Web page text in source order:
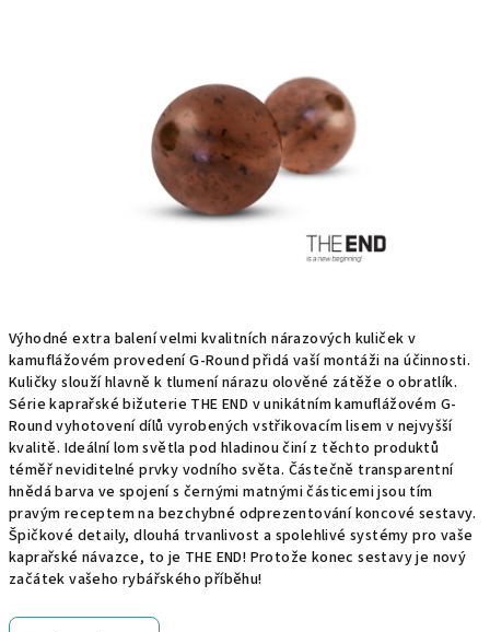
Výhodné extra balení velmi kvalitních nárazových kuliček v
kamuflážovém provedení G-Round přidá vaší montáži na účinnosti.
Kuličky slouží hlavně k tlumení nárazu olověné zátěže o obratlík.
Série kaprařské bižuterie THE END v unikátním kamuflážovém G-
Round vyhotovení dílů vyrobených vstřikovacím lisem v nejvyšší
kvalitě. Ideální lom světla pod hladinou činí z těchto produktů
téměř neviditelné prvky vodního světa. Částečně transparentní
hnědá barva ve spojení s černými matnými částicemi jsou tím
pravým receptem na bezchybné odprezentování koncové sestavy.
Špičkové detaily, dlouhá trvanlivost a spolehlivé systémy pro vaše
kaprařské návazce, to je THE END! Protože konec sestavy je nový
začátek vašeho rybářského příběhu!